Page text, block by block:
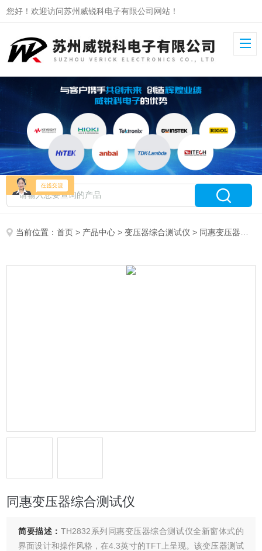
您好！欢迎访问苏州威锐科电子有限公司网站！
当前位置：首页 > 产品中心 >变压器综合测试仪 > 同惠变压器综合测试仪
同惠变压器综合测试仪
简要描述： TH2832系列同惠变压器综合测试仪全新窗体式的
界面设计和操作风格，在4.3英寸的TFT上呈现。该变压器测试